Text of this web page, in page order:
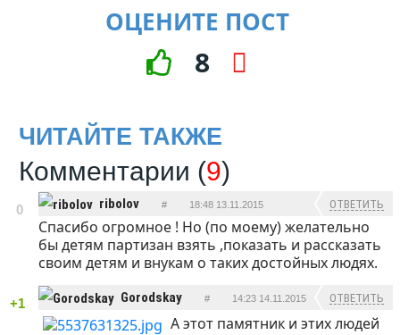
ОЦЕНИТЕ ПОСТ
8
ЧИТАЙТЕ ТАКЖЕ
Комментарии (9)
0 ribolov # 18:48 13.11.2015 ОТВЕТИТЬ
Спасибо огромное ! Но (по моему) желательно
бы детям партизан взять ,показать и рассказать
своим детям и внукам о таких достойных людях.
+1 Gorodskay # 14:23 14.11.2015 ОТВЕТИТЬ
А этот памятник и этих людей